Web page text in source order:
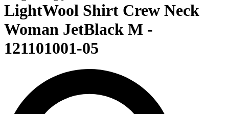
LightWool Shirt Crew Neck
Woman JetBlack M -
121101001-05